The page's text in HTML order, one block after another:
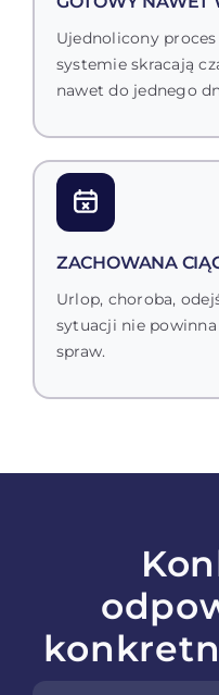
Ujednolicony
systemie skracają
nawet do jednego
ZACHOWANA
Urlop, choroba,
sytuacji nie
spraw.